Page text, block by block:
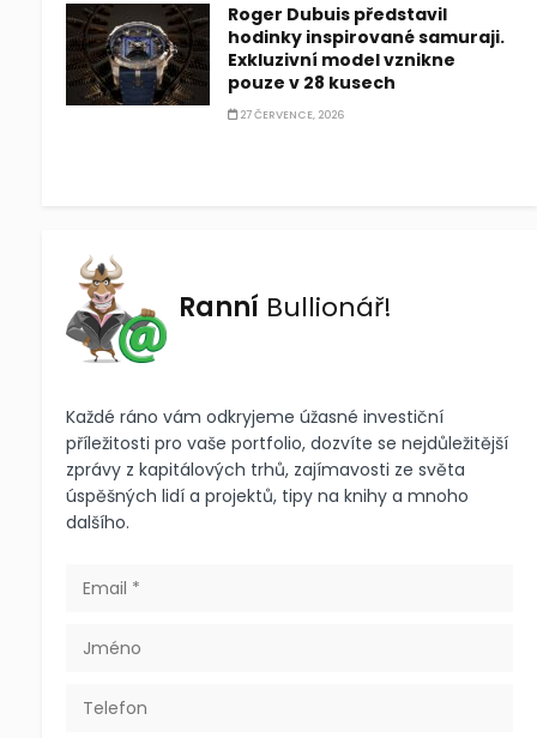
Roger Dubuis představil
hodinky inspirované samuraji.
Exkluzivní model vznikne
pouze v 28 kusech
27 ČERVENCE, 2026
Ranní Bullionář!
Každé ráno vám odkryjeme úžasné investiční
příležitosti pro vaše portfolio, dozvíte se nejdůležitější
zprávy z kapitálových trhů, zajímavosti ze světa
úspěšných lidí a projektů, tipy na knihy a mnoho
dalšího.